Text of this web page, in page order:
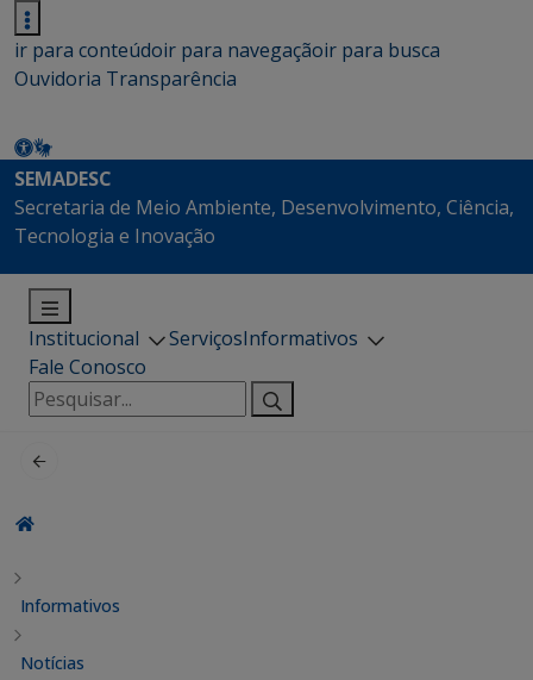
ir para conteúdoir para navegaçãoir para busca
Ouvidoria Transparência
SEMADESC
Secretaria de Meio Ambiente, Desenvolvimento, Ciência,
Tecnologia e Inovação
Institucional ServiçosInformativos
Fale Conosco
Pesquisar
por:
Informativos
Notícias